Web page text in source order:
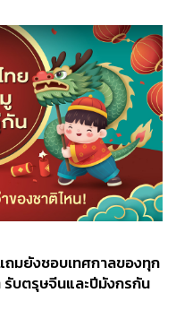
ถมยังชอบเทศกาลของทุก
บตรุษจีนและปีมังกรกัน